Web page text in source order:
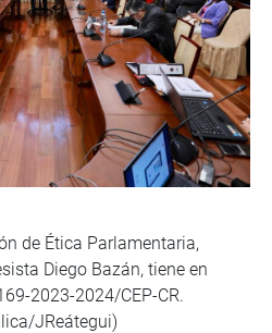
de Ética Parlamentaria,
Diego Bazán, tiene en
2023-2024/CEP-CR.
JReátegui)